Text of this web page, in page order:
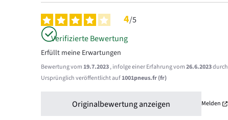
4/5
Verifizierte Bewertung
Erfüllt meine Erwartungen
Bewertung vom19.7.2023, infolge einer Erfahrung vom26.6.2023durch
Ursprünglich veröffentlicht auf1001pneus.fr (fr)
Originalbewertung anzeigen Melden